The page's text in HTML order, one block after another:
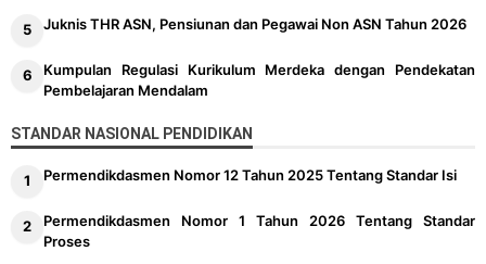
Juknis THR ASN, Pensiunan dan Pegawai Non ASN Tahun 2026
Kumpulan Regulasi Kurikulum Merdeka dengan Pendekatan
Pembelajaran Mendalam
STANDAR NASIONAL PENDIDIKAN
Permendikdasmen Nomor 12 Tahun 2025 Tentang Standar Isi
Permendikdasmen Nomor 1 Tahun 2026 Tentang Standar
Proses